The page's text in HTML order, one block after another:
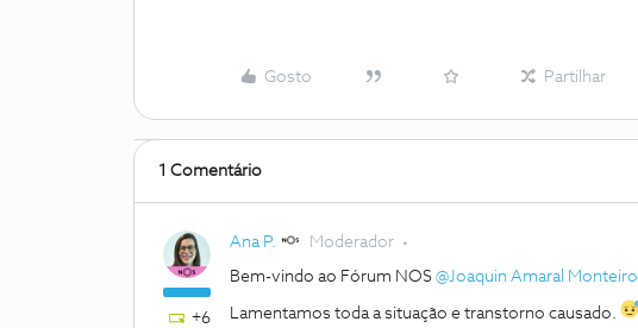
Gosto Partilhar
1 Comentário
+6
Ana P. Moderador
Bem-vindo ao Fórum NOS @Joaquin Amaral Monteiro
Lamentamos toda a situação e transtorno causado.